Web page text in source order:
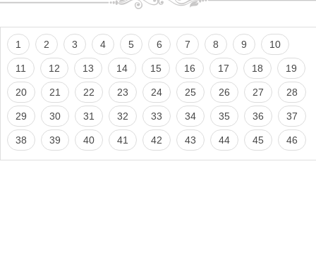
1 2 3 4 5 6 7 8 9 10
11 12 13 14 15 16 17 18 19
20 21 22 23 24 25 26 27 28
29 30 31 32 33 34 35 36 37
38 39 40 41 42 43 44 45 46